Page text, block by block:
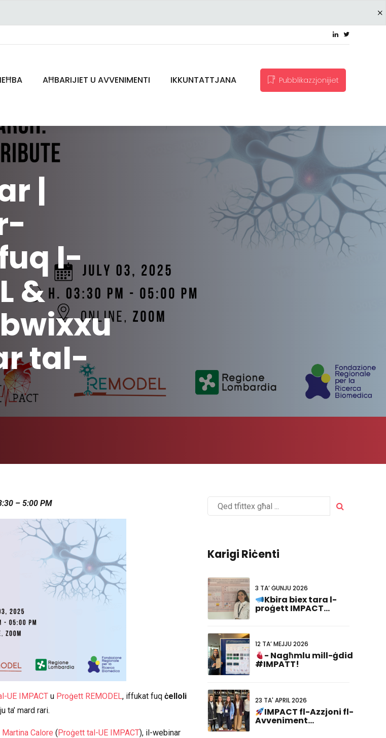
Pubblikazzjonijiet
AĦBARIJIET U AVVENIMENTI IKKUNTATTJANA
|
l-
&
tal-
– 5:00 PM
UE IMPACT u Proġett REMODEL, iffukat fuqċelloli
mard rari.
Martina Calore (Proġett tal-UE IMPACT), il-webinar
Karigi Riċenti
3 TA’ ĠUNJU 2026
Kbira biex tara l-
proġett IMPACT
12 TA’ MEJJU 2026
- Nagħmlu mill-ġdid
#IMPATT!
23 TA' APRIL 2026
IMPACT fl-Azzjoni fl-
Avveniment